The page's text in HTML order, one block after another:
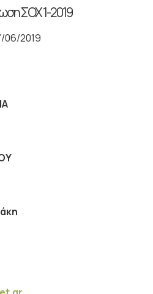
ΣΟΧ 1-2019
06/2019